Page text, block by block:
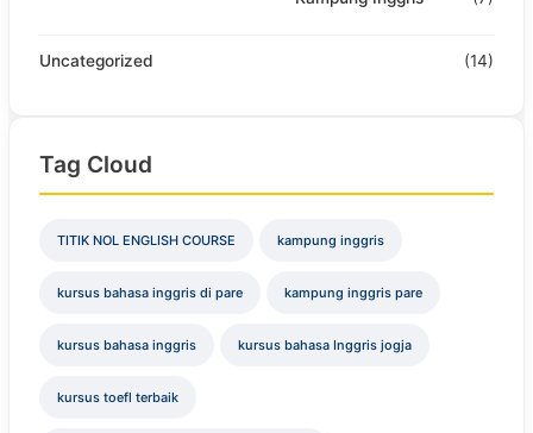
Uncategorized (14)
Tag Cloud
TITIK NOL ENGLISH COURSE kampung inggris
kursus bahasa inggris di pare kampung inggris pare
kursus bahasa inggris kursus bahasa Inggris jogja
kursus toefl terbaik